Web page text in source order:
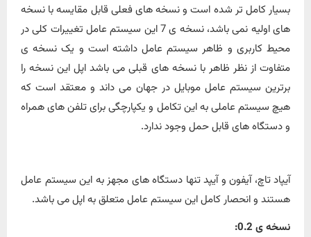
بسیار کامل تر شده است و نسخه های فعلی قابل مقایسه با نسخه
های اولیه نمی باشد، نسخه ی 7 این سیستم عامل تغییرات کلی در
محیط کاربری و ظاهر سیستم عامل داشته است و یک نسخه ی
متفاوت از نظر ظاهر با نسخه های قبلی می باشد اپل این نسخه را
برترین سیستم عامل موبایل در جهان می داند و معتقد است که
هیچ سیستم عاملی به این تکامل و یکپارچگی برای تلفن های همراه
و دستگاه های قابل حمل وجود ندارد.
آیپاد تاچ، آیفون و آیپد تنها دستگاه های مجهز به این سیستم عامل
هستند و انحصار کامل این سیستم عامل متعلق به اپل می باشد.
نسخه ی 0.2: